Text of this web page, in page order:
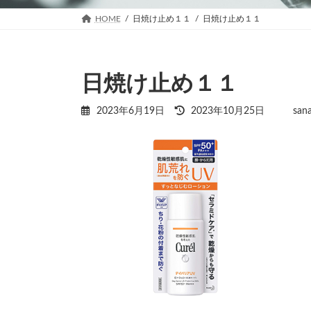
HOME 日焼け止め１１ 日焼け止め１１
日焼け止め１１
2023年6月19日
最
新
日
:
2023年10月25日